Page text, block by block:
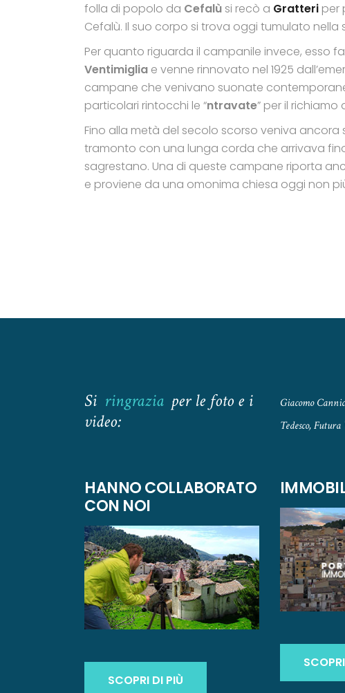
folla di popolo da Cefalù si recò a Gratteri per
Cefalù. Il suo corpo si trova oggi tumulato
Per quanto riguarda il campanile invece, esso
Ventimiglia e venne rinnovato nel 1925
campane che venivano suonate
particolari rintocchi le “ntravate” per il richiamo
Fino alla metà del secolo scorso veniva ancora
tramonto con una lunga corda che arrivava
sagrestano. Una di queste campane riporta
e proviene da una omonima chiesa oggi non
Si ringrazia per le foto e i
video:
Giacomo
Tedesco,
HANNO COLLABORATO
CON NOI
SCOPRI DI PIÙ